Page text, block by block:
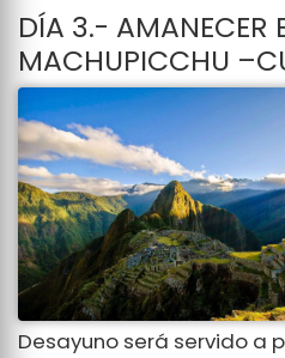
DÍA 3.- AMANECER
MACHUPICCHU
Desayuno será servido a